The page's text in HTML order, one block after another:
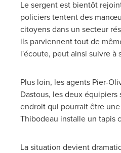
Le sergent est bientôt
policiers tentent des
citoyens dans un secteur
ils parviennent tout de
l'écoute, peut ainsi suivre à
Plus loin, les agents Pier-
Dastous, les deux
endroit qui pourrait être
Thibodeau installe un tapis
La situation devient